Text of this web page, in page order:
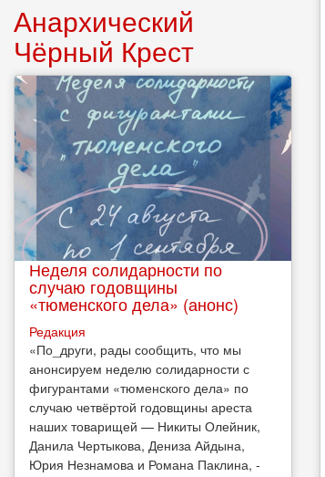
Анархический
Чёрный Крест
Неделя солидарности по
случаю годовщины
«тюменского дела» (анонс)
Редакция
​«По_други, рады сообщить, что мы
анонсируем неделю солидарности с
фигурантами «тюменского дела» по
случаю четвёртой годовщины ареста
наших товарищей — Никиты Олейник,
Данила Чертыкова, Дениза Айдына,
Юрия Незнамова и Романа Паклина, -